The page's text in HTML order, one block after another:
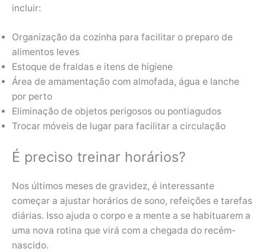
incluir:
Organização da cozinha para facilitar o preparo de
alimentos leves
Estoque de fraldas e itens de higiene
Área de amamentação com almofada, água e lanche
por perto
Eliminação de objetos perigosos ou pontiagudos
Trocar móveis de lugar para facilitar a circulação
É preciso treinar horários?
Nos últimos meses de gravidez, é interessante
começar a ajustar horários de sono, refeições e tarefas
diárias. Isso ajuda o corpo e a mente a se habituarem a
uma nova rotina que virá com a chegada do recém-
nascido.